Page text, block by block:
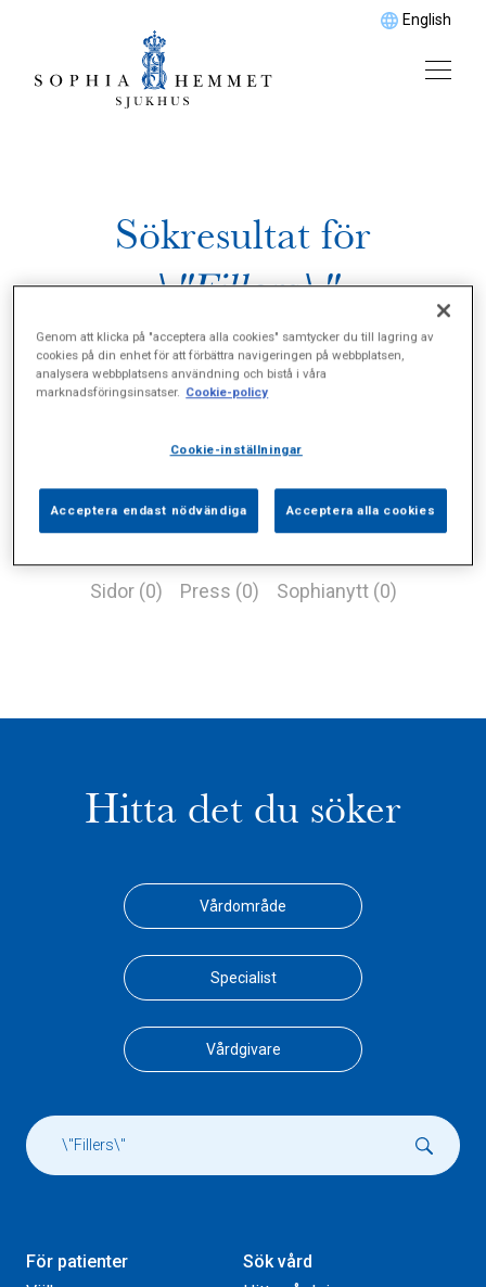
English
Sökresultat för
\"Fillers\"
Sidor (0) Press (0) Sophianytt (0)
Hitta det du söker
Vårdområde
Specialist
Vårdgivare
För patienter
Sök vård
Genom att klicka på "acceptera alla cookies" samtycker du till lagring av
cookies på din enhet för att förbättra navigeringen på webbplatsen,
analysera webbplatsens användning och bistå i våra
marknadsföringsinsatser. Cookie-policy
Cookie-inställningar
Acceptera endast nödvändiga Acceptera alla cookies